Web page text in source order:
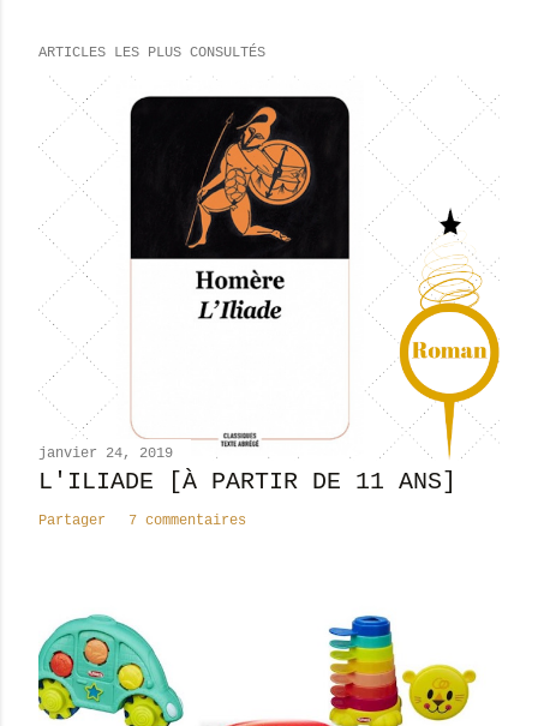
g
t
r
c
m
n
t
i
ARTICLES LES PLUS CONSULTÉS
janvier 24, 2019
L'ILIADE [À PARTIR DE 11 ANS]
Partager 7 commentaires